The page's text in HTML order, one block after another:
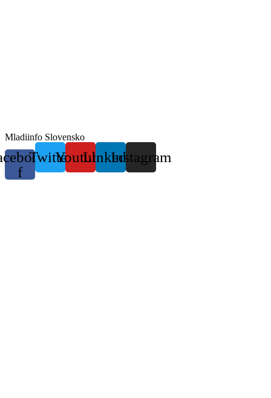
Mladiinfo Slovensko
f
TwitterYoutubeLinkedinInstagram